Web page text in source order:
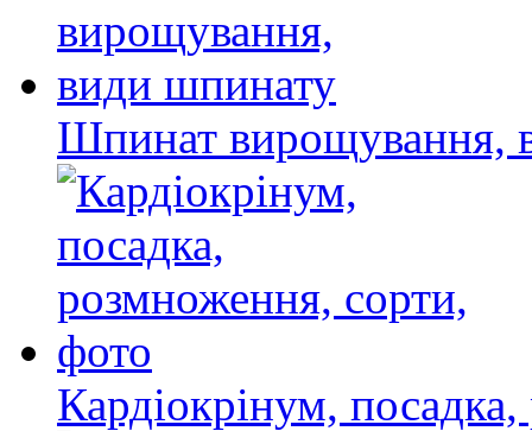
Шпинат вирощування,
Кардіокрінум,